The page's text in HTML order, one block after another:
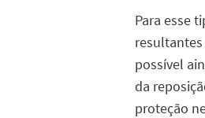
Para esse
possível
da
proteção